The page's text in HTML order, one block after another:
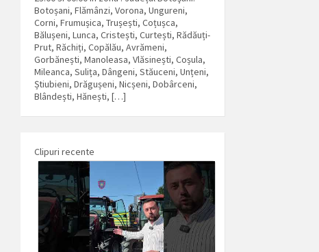
Botoșani, Flămânzi, Vorona, Ungureni,
Corni, Frumușica, Trușești, Coțușca,
Bălușeni, Lunca, Cristești, Curtești, Rădăuți-
Prut, Răchiți, Copălău, Avrămeni,
Gorbănești, Manoleasa, Vlăsinești, Coșula,
Mileanca, Sulița, Dângeni, Stăuceni, Unțeni,
Știubieni, Drăgușeni, Nicșeni, Dobârceni,
Blândești, Hănești, […]
Clipuri recente